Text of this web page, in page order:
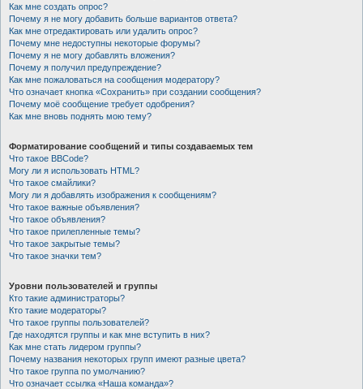
Как мне создать опрос?
Почему я не могу добавить больше вариантов ответа?
Как мне отредактировать или удалить опрос?
Почему мне недоступны некоторые форумы?
Почему я не могу добавлять вложения?
Почему я получил предупреждение?
Как мне пожаловаться на сообщения модератору?
Что означает кнопка «Сохранить» при создании сообщения?
Почему моё сообщение требует одобрения?
Как мне вновь поднять мою тему?
Форматирование сообщений и типы создаваемых тем
Что такое BBCode?
Могу ли я использовать HTML?
Что такое смайлики?
Могу ли я добавлять изображения к сообщениям?
Что такое важные объявления?
Что такое объявления?
Что такое прилепленные темы?
Что такое закрытые темы?
Что такое значки тем?
Уровни пользователей и группы
Кто такие администраторы?
Кто такие модераторы?
Что такое группы пользователей?
Где находятся группы и как мне вступить в них?
Как мне стать лидером группы?
Почему названия некоторых групп имеют разные цвета?
Что такое группа по умолчанию?
Что означает ссылка «Наша команда»?